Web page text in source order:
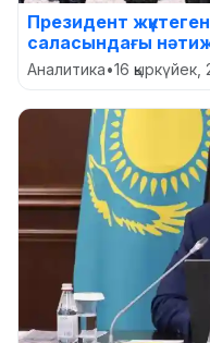
Президент
саласындағы
Аналитика•16 қыркүйек,